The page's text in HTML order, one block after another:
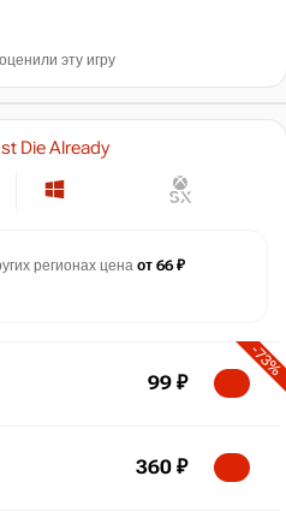
эту игру
Die Already
регионах цена от 66 ₽
-73%
99 ₽
360 ₽